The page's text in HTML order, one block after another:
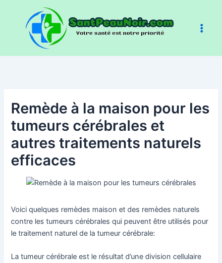
contenu
Remède à la maison pour les
tumeurs cérébrales et
autres traitements naturels
efficaces
Voici quelques remèdes maison et des remèdes naturels
contre les tumeurs cérébrales qui peuvent être utilisés pour
le traitement naturel de la tumeur cérébrale:
La tumeur cérébrale est le résultat d’une division cellulaire